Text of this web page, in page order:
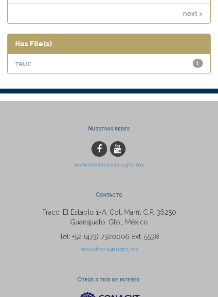
next >
Has File(s)
1
true
Nuestras redes
www.bibliotecas.ugto.mx
Contacto
Fracc. El Establo 1-A, Col. Marfil C.P. 36250
Guanajuato, Gto., México
Tel: +52 (473) 7320006 Ext. 5538
repositorio@ugto.mx
Otros sitios de interés: